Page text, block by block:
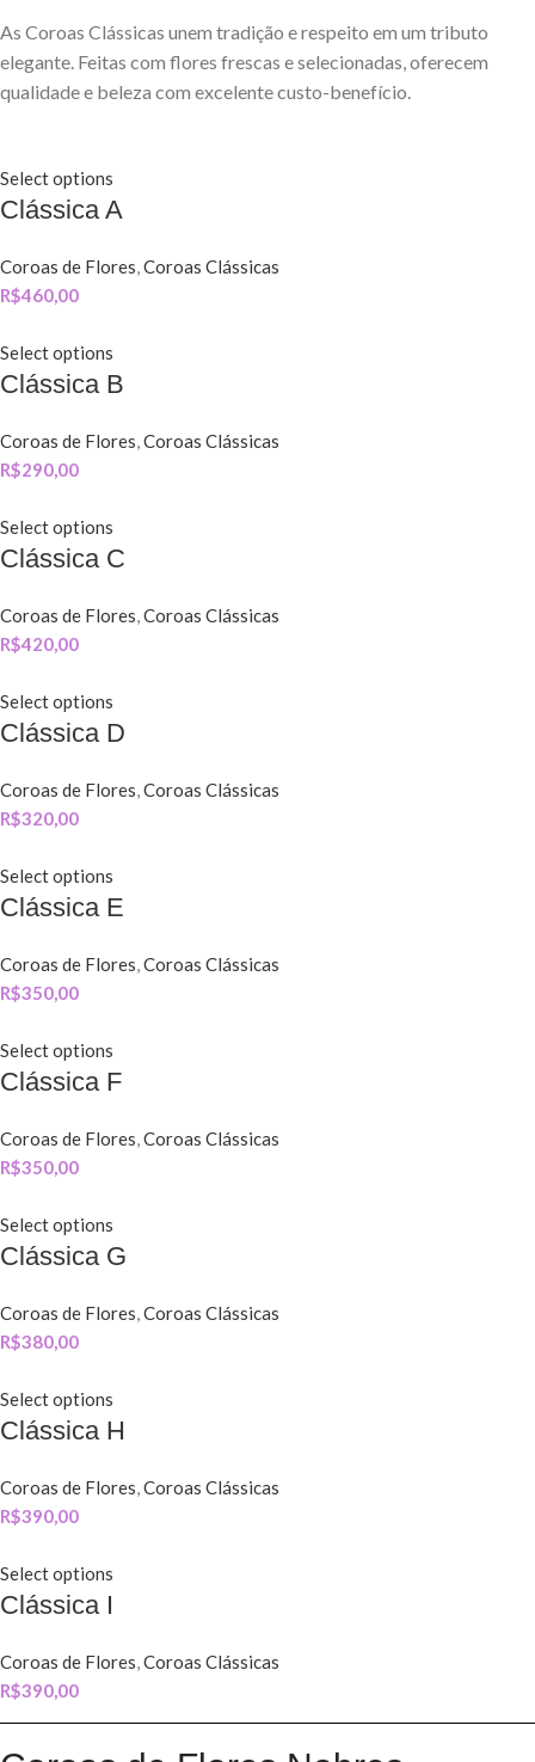
As Coroas Clássicas unem tradição e respeito em um tributo
elegante. Feitas com flores frescas e selecionadas, oferecem
qualidade e beleza com excelente custo-benefício.
Select options
Clássica A
Coroas de Flores,Coroas Clássicas
R$460,00
Select options
Clássica B
Coroas de Flores,Coroas Clássicas
R$290,00
Select options
Clássica C
Coroas de Flores,Coroas Clássicas
R$420,00
Select options
Clássica D
Coroas de Flores,Coroas Clássicas
R$320,00
Select options
Clássica E
Coroas de Flores,Coroas Clássicas
R$350,00
Select options
Clássica F
Coroas de Flores,Coroas Clássicas
R$350,00
Select options
Clássica G
Coroas de Flores,Coroas Clássicas
R$380,00
Select options
Clássica H
Coroas de Flores,Coroas Clássicas
R$390,00
Select options
Clássica I
Coroas de Flores,Coroas Clássicas
R$390,00